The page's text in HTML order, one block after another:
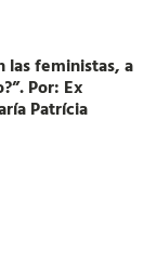
las feministas, a
Por: Ex
Patrícia